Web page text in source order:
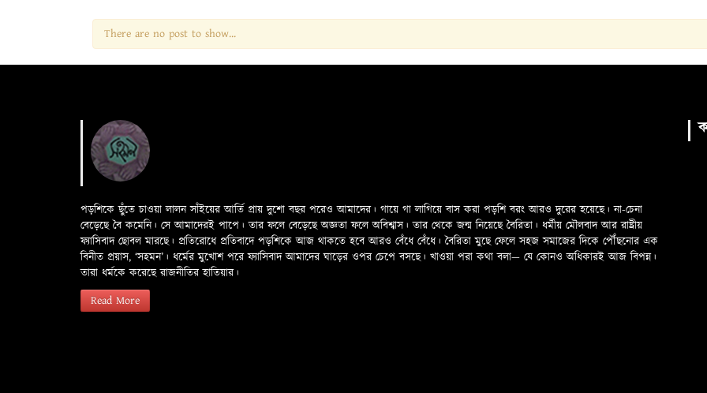
There are no post to show...
পড়শিকে ছুঁতে চাওয়া লালন সাঁইয়ের আর্তি প্রায় দুশো বছর পরেও আমাদের। গায়ে গা লাগিয়ে বাস করা পড়শি বরং আরও দুরের হয়েছে। না-চেনা
বেড়েছে বৈ কমেনি। সে আমাদেরই পাপে। তার ফলে বেড়েছে অজ্ঞতা ফলে অবিশ্বাস। তার থেকে জন্ম নিয়েছে বৈরিতা। ধর্মীয় মৌলবাদ আর রাষ্ট্রীয়
ফ্যাসিবাদ ছোবল মারছে। প্রতিরোধে প্রতিবাদে পড়শিকে আজ থাকতে হবে আরও বেঁধে বেঁধে। বৈরিতা মুছে ফেলে সহজ সমাজের দিকে পৌঁছনোর এক
বিনীত প্রয়াস, ‘সহমন’। ধর্মের মুখোশ পরে ফ্যাসিবাদ আমাদের ঘাড়ের ওপর চেপে বসছে। খাওয়া পরা কথা বলা—­­ যে কোনও অধিকারই আজ বিপন্ন।
তারা ধর্মকে করেছে রাজনীতির হাতিয়ার।
Read More